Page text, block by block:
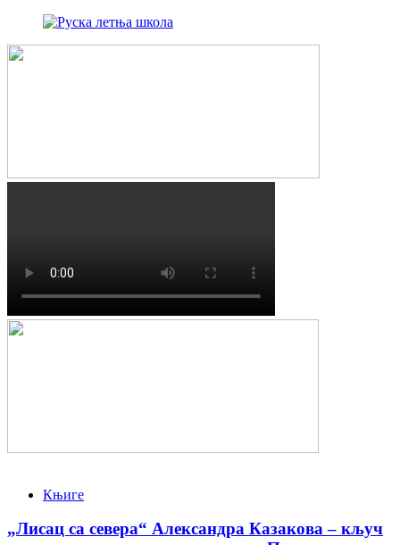
Књиге
„Лисац са севера“ Александра Казакова – кључ